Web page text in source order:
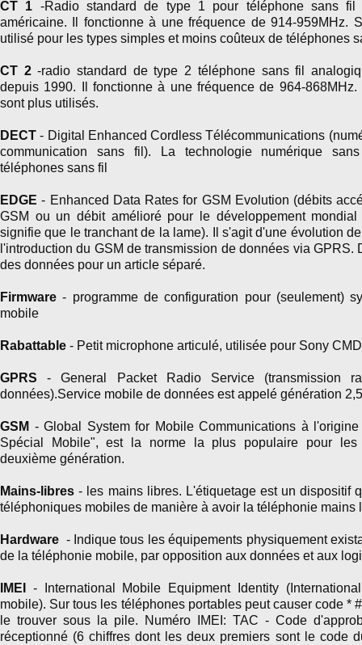
CT 1 -Radio standard de type 1 pour téléphone sans fil
américaine. Il fonctionne à une fréquence de 914-959MHz.
utilisé pour les types simples et moins coûteux de téléphones
CT 2-radio standard de type 2 téléphone sans fil
depuis 1990. Il fonctionne à une fréquence de 964-
sont plus utilisés.
DECT - Digital Enhanced Cordless Télécommunications
communication sans fil). La technologie numérique
téléphones sans fil
EDGE - Enhanced Data Rates for GSM Evolution (débits
GSM ou un débit amélioré pour le développement
signifie que le tranchant de la lame). Il s'agit d'une évolution
l'introduction du GSM de transmission de données via GPRS.
des données pour un article séparé.
Firmware - programme de configuration pour (seulement)
mobile
Rabattable - Petit microphone articulé, utilisée pour Sony
GPRS - General Packet Radio Service (transmission
données).Service mobile de données est appelé génération
GSM - Global System for Mobile Communications à
Spécial Mobile", est la norme la plus populaire pour les
deuxième génération.
Mains-libres - les mains libres. L'étiquetage est un dispositif
téléphoniques mobiles de manière à avoir la téléphonie mains
Hardware - Indique tous les équipements physiquement
de la téléphonie mobile, par opposition aux données et aux
IMEI
- International Mobile Equipment Identity
mobile). Sur tous les téléphones portables peut causer code *
le trouver sous la pile. Numéro IMEI: TAC - Code
réceptionné (6 chiffres dont les deux premiers sont le code